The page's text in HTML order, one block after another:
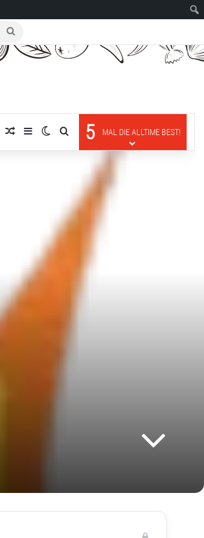
nach
zufälliger Artikel
SidebarSkin umschalten
suche nach
5 MAL DIE ALLTIME BEST!